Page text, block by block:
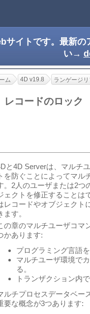
サイトです。最新
い→
ム 4D v19.8 ランゲージ
レコードのロック
と4D Serverは、マルチ
トを防ぐことによってマ
。2人のユーザまたは2つ
ェクトを修正することは
レコードやオブジェクト
ます。
の章のマルチユーザコマ
かあります:
プログラミング言語
マルチユーザ環境で
る。
トランザクション内
ルチプロセスデータベー
要な概念が3つあります: